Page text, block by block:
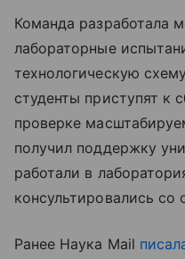
Команда разработала
лабораторные
технологическую
студенты приступят к
проверке
получил поддержку
работали в
консультировались со
Ранее Наука Mail